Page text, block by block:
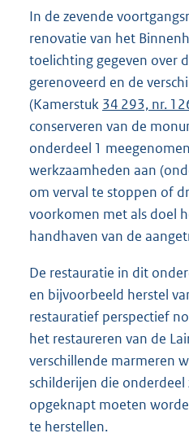
In de zevende
renovatie van het
toelichting gegeven over
gerenoveerd en de
(Kamerstuk 34 293, nr.
conserveren van de
onderdeel 1
werkzaamheden aan
om verval te stoppen of
voorkomen met als doel
handhaven van de
De restauratie in dit
en bijvoorbeeld herstel
restauratief perspectief
het restaureren van de
verschillende marmeren
schilderijen die
opgeknapt moeten
te herstellen.